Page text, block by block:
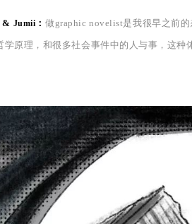
& Jumii ： 做graphic novelist是我很早之前
学原理，和很多社会事件中的人与事，这种